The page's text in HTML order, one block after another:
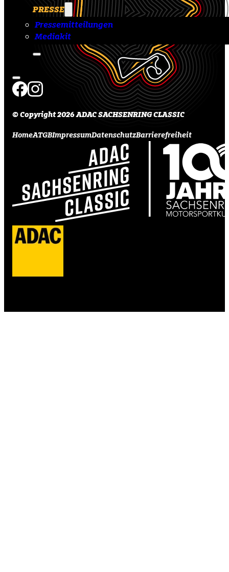
PRESSE
Pressemitteilungen
Mediakit
© Copyright 2026 ADAC SACHSENRING CLASSIC
HomeATGBImpressumDatenschutzBarrierefreiheit